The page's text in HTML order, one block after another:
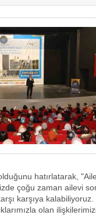
hatırlatarak,
çoğu zaman ailevi
karşıya
olan